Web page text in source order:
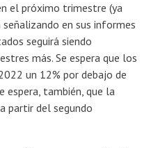
el próximo trimestre (ya
en sus informes
seguirá siendo
más. Se espera que los
un 12% por debajo de
espera, también, que la
partir del segundo